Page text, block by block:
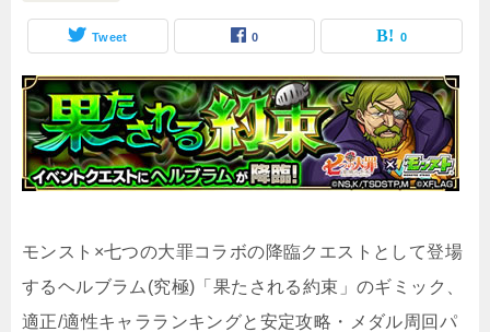
Tweet 0 0
モンスト×七つの大罪コラボの降臨クエストとして登場
するヘルブラム(究極)「果たされる約束」のギミック、
適正/適性キャラランキングと安定攻略・メダル周回パ